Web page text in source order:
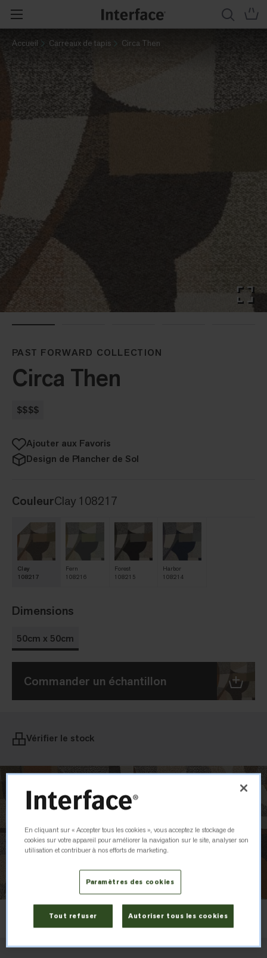
Accueil Carreaux de tapis Circa Then
PAST FORWARD COLLECTION
Circa Then
$$$$
Ajouter aux Favoris
Design de Plancher de Sol
CouleurClay 108217
Clay
108217
Fern
108216
Forest
108215
Harbor
108214
Dimensions
50cm x 50cm
Commander un échantillon
Vérifier le stock
En cliquant sur « Accepter tous les cookies », vous acceptez le stockage de
cookies sur votre appareil pour améliorer la navigation sur le site, analyser son
utilisation et contribuer à nos efforts de marketing.
Paramètres des cookies
Tout refuser Autoriser tous les cookies